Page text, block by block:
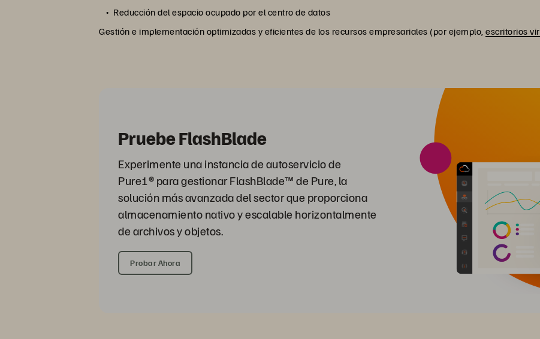
Reducción del espacio ocupado por el centro de datos
Gestión e implementación optimizadas y eficientes de los recursos empresariales (por ejemplo,escritorios
Pruebe FlashBlade
Experimente una instancia de autoservicio de
Pure1® para gestionar FlashBlade™ de Pure, la
solución más avanzada del sector que proporciona
almacenamiento nativo y escalable horizontalmente
de archivos y objetos.
Probar Ahora